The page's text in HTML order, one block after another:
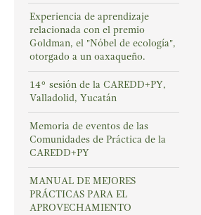
Experiencia de aprendizaje
relacionada con el premio
Goldman, el "Nóbel de ecología",
otorgado a un oaxaqueño.
14° sesión de la CAREDD+PY,
Valladolid, Yucatán
Memoria de eventos de las
Comunidades de Práctica de la
CAREDD+PY
MANUAL DE MEJORES
PRÁCTICAS PARA EL
APROVECHAMIENTO